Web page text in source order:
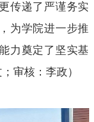
传递了严谨务实
为学院进一步推
力奠定了坚实基
审核：李政）